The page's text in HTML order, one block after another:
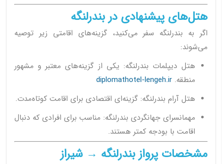
هتل‌های پیشنهادی در بندرلنگه
اگر به بندرلنگه سفر می‌کنید، گزینه‌های اقامتی زیر توصیه
می‌شوند:
هتل دیپلمات بندرلنگه: یکی از گزینه‌های معتبر و مشهور
منطقه. diplomathotel-lengeh.ir
هتل آرام بندرلنگه: گزینه‌ای اقتصادی برای اقامت کوتاه‌مدت.
مهمانسرای جهانگردی بندرلنگه: مناسب برای افرادی که دنبال
اقامت با بودجه کمتر هستند.
مشخصات پرواز بندرلنگه → شیراز